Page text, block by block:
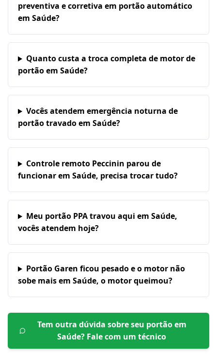
preventiva e corretiva em portão automático
em Saúde?
Quanto custa a troca completa de motor de
portão em Saúde?
Vocês atendem emergência noturna de
portão travado em Saúde?
Controle remoto Peccinin parou de
funcionar em Saúde, precisa trocar tudo?
Meu portão PPA travou aqui em Saúde,
vocês atendem hoje?
Portão Garen ficou pesado e o motor não
sobe mais em Saúde, o motor queimou?
Tem outra dúvida sobre seu portão em
Saúde? Fale com um técnico